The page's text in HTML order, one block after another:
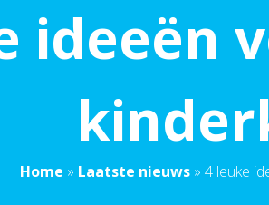
ideeën
Home » Laatste nieuws » 4 leuke